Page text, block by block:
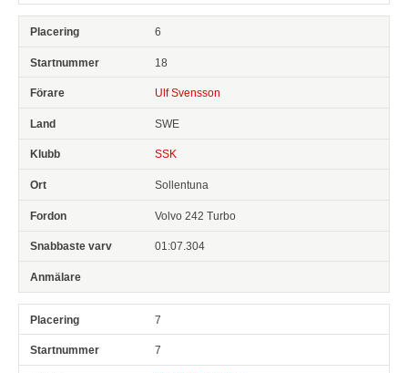
6
18
Ulf Svensson
SWE
SSK
Sollentuna
Volvo 242 Turbo
01:07.304
7
7